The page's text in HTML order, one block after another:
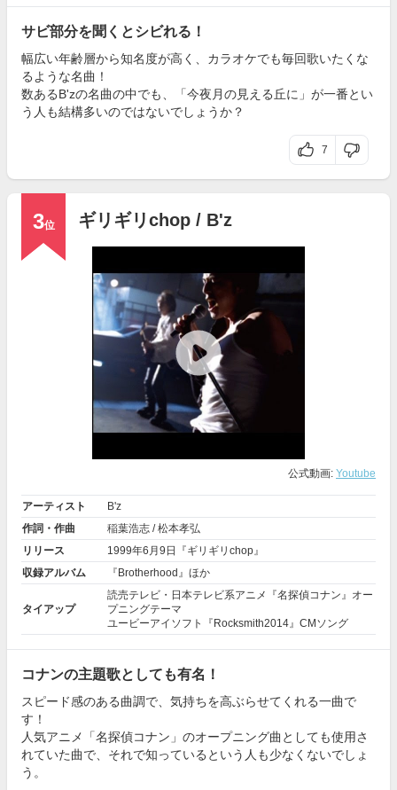
サビ部分を聞くとシビれる！
幅広い年齢層から知名度が高く、カラオケでも毎回歌いたくな
るような名曲！
数あるB'zの名曲の中でも、「今夜月の見える丘に」が一番とい
う人も結構多いのではないでしょうか？
7
3位 ギリギリchop / B'z
公式動画: Youtube
アーティスト
B'z
作詞・作曲
稲葉浩志 / 松本孝弘
リリース
1999年6月9日『ギリギリchop』
収録アルバム
『Brotherhood』ほか
タイアップ
読売テレビ・日本テレビ系アニメ『名探偵コナン 』オー
プニングテーマ
ユービーアイソフト『Rocksmith2014』CMソング
コナンの主題歌としても有名！
スピード感のある曲調で、気持ちを高ぶらせてくれる一曲で
す！
人気アニメ「名探偵コナン」のオープニング曲としても使用さ
れていた曲で、それで知っているという人も少なくないでしょ
う。